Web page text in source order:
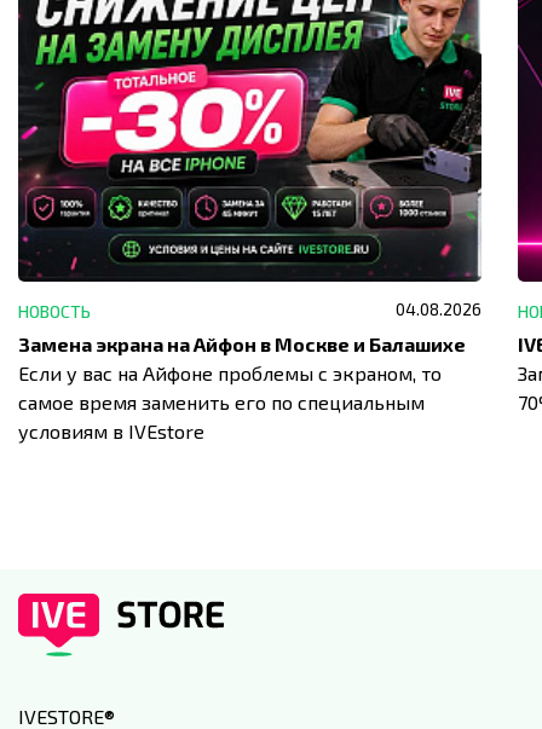
НОВОСТЬ 04.08.2026
Замена экрана на Айфон в Москве и Балашихе
Если у вас на Айфоне проблемы с экраном, то
самое время заменить его по специальным
условиям в IVEstore
IVESTORE®